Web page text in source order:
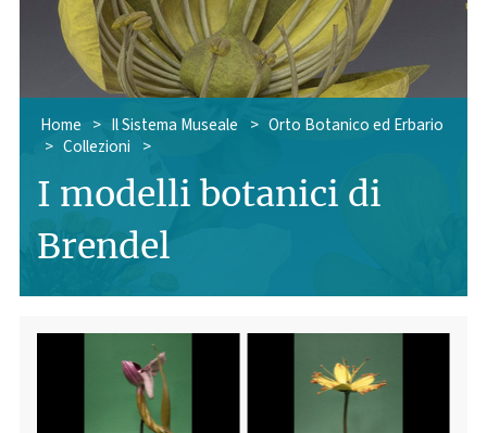
Home > Il Sistema Museale > Orto Botanico ed Erbario
> Collezioni >
I modelli botanici di
Brendel